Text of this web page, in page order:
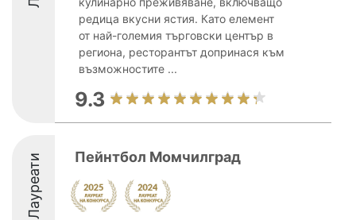
редица вкусни ястия. Като елемент
от най-големия търговски център в
региона, ресторантът допринася към
възможностите ...
9.3
Лауреати Пейнтбол Момчилград